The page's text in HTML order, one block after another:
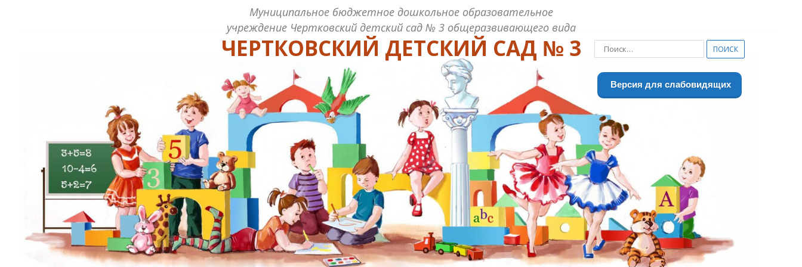
ЧЕРТКОВСКИЙ ДЕТСКИЙ САД № 3
Муниципальное бюджетное дошкольное образовательное
учреждение Чертковский детский сад № 3 общеразвивающего вида
Найти:
Версия для слабовидящих